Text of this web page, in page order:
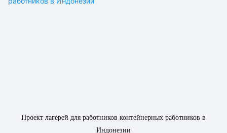
Проект лагерей для работников контейнерных работников в
Индонезии